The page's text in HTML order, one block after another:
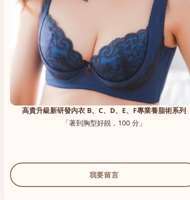
高貴升級新研發內衣 B、C、D、E、F專業養脂術系列
「著到胸型好靚，100 分」
我要留言